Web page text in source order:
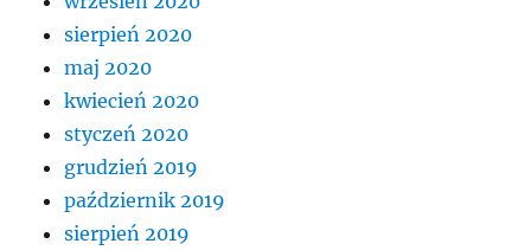
sierpień 2020
maj 2020
kwiecień 2020
styczeń 2020
grudzień 2019
październik 2019
sierpień 2019